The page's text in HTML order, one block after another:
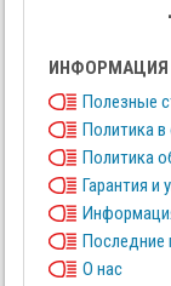
ИНФОРМАЦИЯ
Полезные
Политика
Политика
Гарантия и
Последние
О нас